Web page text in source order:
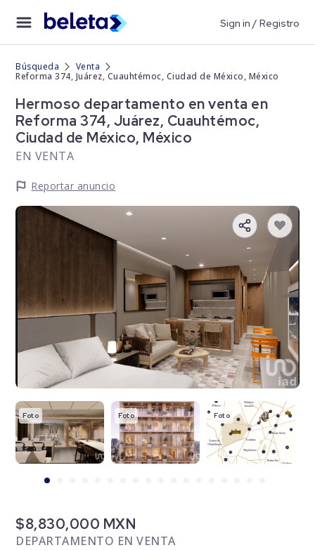
Sign in / Registro
Búsqueda
Venta
Reforma 374, Juárez, Cuauhtémoc, Ciudad de México, México
Hermoso departamento en venta en
Reforma 374, Juárez, Cuauhtémoc,
Ciudad de México, México
EN VENTA
Reportar anuncio
Foto Foto Foto
$8,830,000 MXN
DEPARTAMENTO EN VENTA